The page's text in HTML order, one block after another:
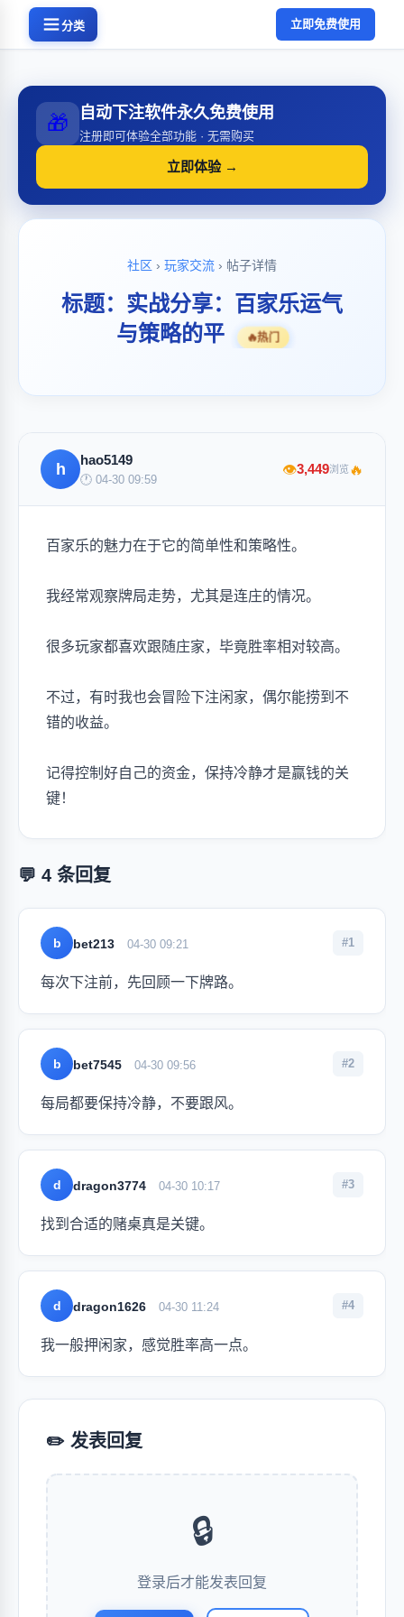
分类 立即免费使用
🎁 自动下注软件永久免费使用
注册即可体验全部功能 · 无需购买
立即体验 →
社区 › 玩家交流 › 帖子详情
标题：实战分享：百家乐运气
与策略的平
🔥热门
h
hao5149
🕐 04-30 09:59
👁3,449浏览🔥
百家乐的魅力在于它的简单性和策略性。
我经常观察牌局走势，尤其是连庄的情况。
很多玩家都喜欢跟随庄家，毕竟胜率相对较高。
不过，有时我也会冒险下注闲家，偶尔能捞到不
错的收益。
记得控制好自己的资金，保持冷静才是赢钱的关
键！
💬 4 条回复
b bet213 04-30 09:21 #1
每次下注前，先回顾一下牌路。
b bet7545 04-30 09:56 #2
每局都要保持冷静，不要跟风。
d dragon3774 04-30 10:17 #3
找到合适的赌桌真是关键。
d dragon1626 04-30 11:24 #4
我一般押闲家，感觉胜率高一点。
✏️ 发表回复
🔒
登录后才能发表回复